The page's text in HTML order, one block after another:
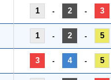
1 - 2 - 3
1 - 2 - 5
3 - 4 - 5